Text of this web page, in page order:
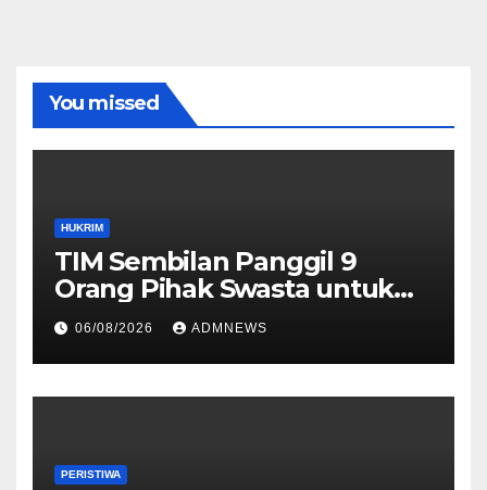
You missed
HUKRIM
TIM Sembilan Panggil 9
Orang Pihak Swasta untuk
Memperoleh Alat Bukti dan
Memperjelas Konstruksi
Perkara Dugaan TPPU yang
Melibatkan Tersangka FA
06/08/2026 ADMNEWS
PERISTIWA